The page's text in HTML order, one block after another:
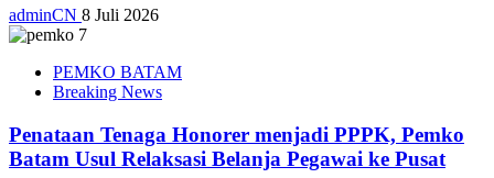
adminCN 8 Juli 2026
PEMKO BATAM
Breaking News
Penataan Tenaga Honorer menjadi PPPK, Pemko
Batam Usul Relaksasi Belanja Pegawai ke Pusat